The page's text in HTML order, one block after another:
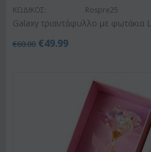
ΚΩΔΙΚΟΣ: Rospre25
Galaxy τριαντάφυλλο με φωτάκια
€60.00 €49.99